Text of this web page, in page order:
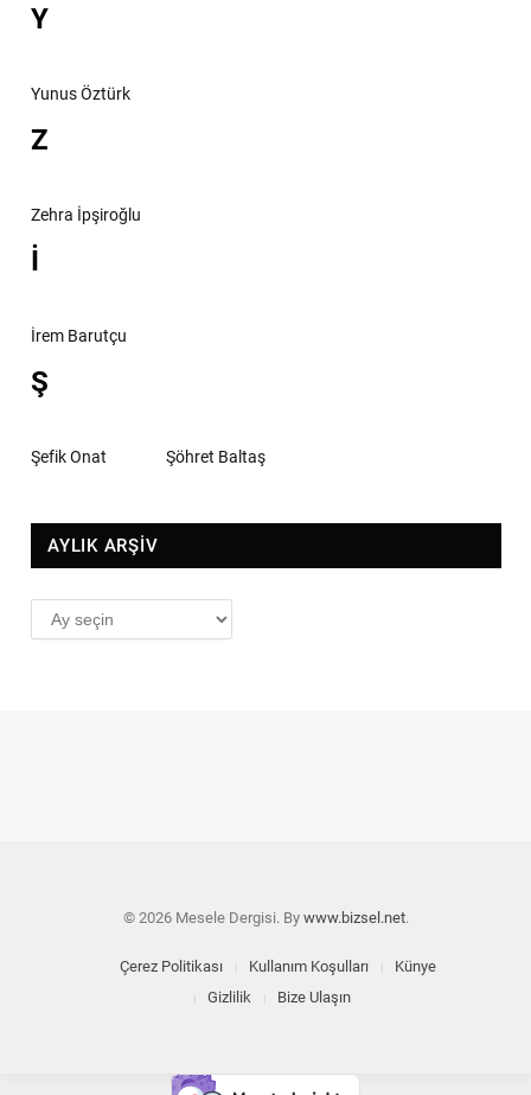
Y
Yunus Öztürk
Z
Zehra İpşiroğlu
İ
İrem Barutçu
Ş
Şefik Onat Şöhret Baltaş
AYLIK ARŞİV
AYLIK
ARŞİV
© 2026 Mesele Dergisi. By www.bizsel.net.
Çerez Politikası Kullanım Koşulları
Künye
Gizlilik
Bize Ulaşın